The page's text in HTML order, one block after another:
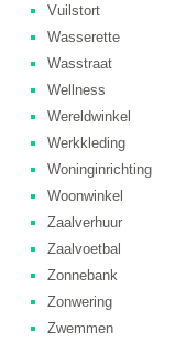
Vuilstort
Wasserette
Wasstraat
Wellness
Wereldwinkel
Werkkleding
Woninginrichting
Woonwinkel
Zaalverhuur
Zaalvoetbal
Zonnebank
Zonwering
Zwemmen